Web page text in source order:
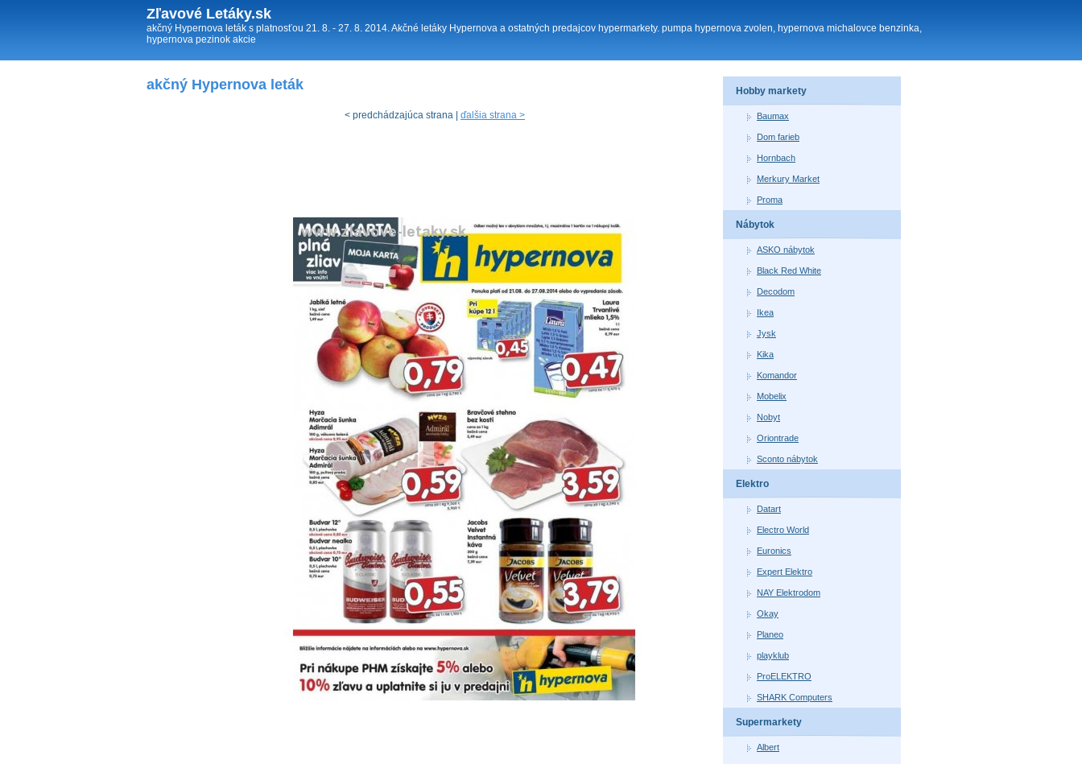
Zľavové Letáky.sk
akčný Hypernova leták s platnosťou 21. 8. - 27. 8. 2014. Akčné letáky Hypernova a ostatných predajcov hypermarkety. pumpa hypernova zvolen, hypernova michalovce benzinka,
hypernova pezinok akcie
akčný Hypernova leták
< predchádzajúca strana | ďalšia strana >
Hobby markety
Baumax
Dom farieb
Hornbach
Merkury Market
Proma
Nábytok
ASKO nábytok
Black Red White
Decodom
Ikea
Jysk
Kika
Komandor
Mobelix
Nobyt
Oriontrade
Sconto nábytok
Elektro
Datart
Electro World
Euronics
Expert Elektro
NAY Elektrodom
Okay
Planeo
playklub
ProELEKTRO
SHARK Computers
Supermarkety
Albert